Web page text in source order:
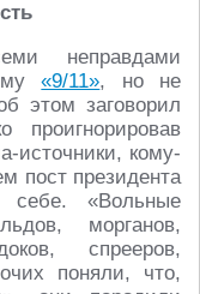
неправдами
«9/11», но не
этом заговорил
проигнорировав
источники, кому-
пост президента
«Вольные
морганов,
спрееров,
поняли, что,